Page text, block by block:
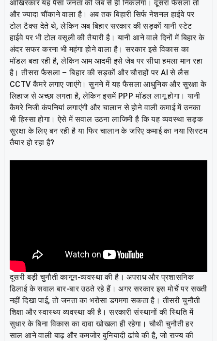
आखिरकार यह पैसा जनता की जेब से ही निकलेगा। दूसरा फैसला तो
और ज्यादा चौंकाने वाला है। अब तक बिहारी सिर्फ नेशनल हाईवे पर
टोल टैक्स देते थे, लेकिन अब बिहार सरकार की सड़कों यानी स्टेट
हाईवे पर भी टोल वसूली की तैयारी है। यानी आने वाले दिनों में बिहार के
अंदर सफर करना भी महंगा होने वाला है। सरकार इसे विकास का
मॉडल बता रही है, लेकिन आम आदमी इसे जेब पर सीधा हमला मान रहा
है। तीसरा फैसला – बिहार की सड़कों और चौराहों पर AI से लैस
CCTV कैमरे लगाए जाएंगे। सुनने में यह फैसला आधुनिक और सुरक्षा के
लिहाज से अच्छा लगता है, लेकिन इसमें PPP मॉडल लागू होगा। यानी
कैमरे निजी कंपनियां लगाएंगी और चालान से होने वाली कमाई में उनका
भी हिस्सा होगा। ऐसे में सवाल उठना लाजिमी है कि यह व्यवस्था सड़क
सुरक्षा के लिए बन रही है या फिर चालान के जरिए कमाई का नया सिस्टम
तैयार हो रहा है?
दूसरी बड़ी चुनौती कानून-व्यवस्था की है। अपराध और प्रशासनिक
ढिलाई के सवाल बार-बार उठते रहे हैं। अगर सरकार इस मोर्चे पर सख्ती
नहीं दिखा पाई, तो जनता का भरोसा डगमगा सकता है। तीसरी चुनौती
शिक्षा और स्वास्थ्य व्यवस्था की है। सरकारी संस्थानों की स्थिति में
सुधार के बिना विकास का दावा खोखला ही रहेगा। चौथी चुनौती हर
साल आने वाली बाढ़ और कमजोर बुनियादी ढांचे की है, जो राज्य की